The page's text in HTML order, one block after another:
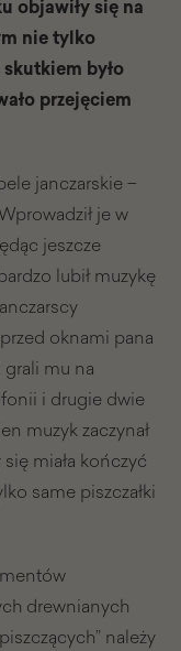
objawiły się na
nie tylko
było
przejęciem
janczarskie −
je w
jeszcze
lubił muzykę
oknami pana
mu na
i drugie dwie
muzyk zaczynał
miała kończyć
same piszczałki
drewnianych
należy